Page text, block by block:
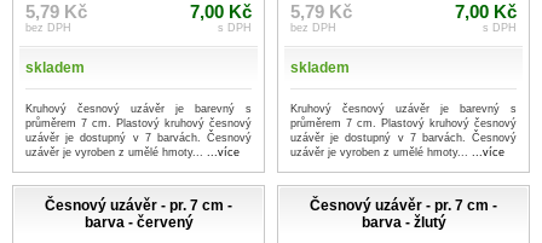
5,79 Kč
bez DPH
7,00 Kč
s DPH
skladem
Kruhový česnový uzávěr je barevný s
průměrem 7 cm. Plastový kruhový česnový
uzávěr je dostupný v 7 barvách. Česnový
uzávěr je vyroben z umělé hmoty... ...více
5,79 Kč
bez DPH
7,00 Kč
s DPH
skladem
Kruhový česnový uzávěr je barevný s
průměrem 7 cm. Plastový kruhový česnový
uzávěr je dostupný v 7 barvách. Česnový
uzávěr je vyroben z umělé hmoty... ...více
Česnový uzávěr - pr. 7 cm -
barva - červený
Česnový uzávěr - pr. 7 cm -
barva - žlutý